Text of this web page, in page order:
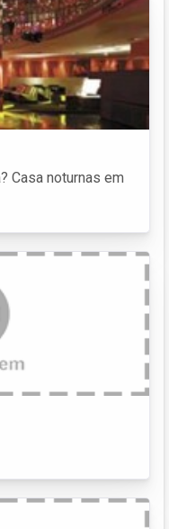
Casa noturnas em